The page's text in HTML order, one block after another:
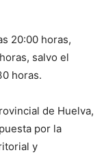
20:00 horas,
salvo el
horas.
de Huelva,
por la
y